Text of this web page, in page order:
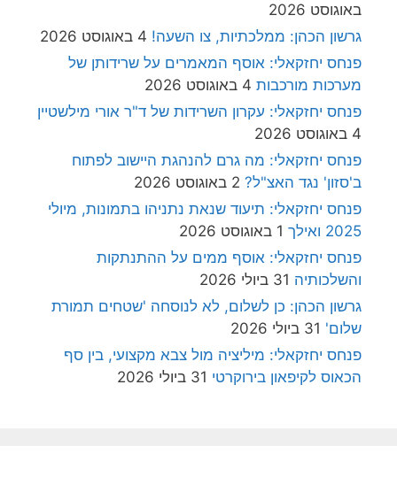
באוגוסט 2026
גרשון הכהן: ממלכתיות, צו השעה! 4 באוגוסט 2026
פנחס יחזקאלי: אוסף המאמרים על שרידותן של
מערכות מורכבות 4 באוגוסט 2026
פנחס יחזקאלי: עקרון השרידות של ד"ר אורי מילשטיין
4 באוגוסט 2026
פנחס יחזקאלי: מה גרם להנהגת היישוב לפתוח
ב'סזון' נגד האצ"ל? 2 באוגוסט 2026
פנחס יחזקאלי: תיעוד שנאת נתניהו בתמונות, מיולי
2025 ואילך
1 באוגוסט 2026
פנחס יחזקאלי: אוסף ממים על ההתנתקות
והשלכותיה 31 ביולי 2026
גרשון הכהן: כן לשלום, לא לנוסחה 'שטחים תמורת
שלום' 31 ביולי 2026
פנחס יחזקאלי: מיליציה מול צבא מקצועי, בין סף
הכאוס לקיפאון בירוקרטי 31 ביולי 2026